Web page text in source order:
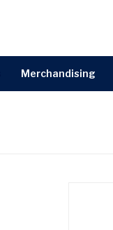
merchandising